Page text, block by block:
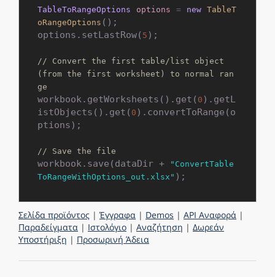
TableToRangeOptions options = new TableT
oRangeOptions ();
options.setLastRow( 5 );
// Convert the first table/list object
(from the first worksheet) to normal ran
ge
workbook.getWorksheets().get( 0 ).getL
istObjects().get( 0 ).convertToRange(o
ptions);
// Save the file
workbook.save(dataDir +
"ConvertTable
ToRangeWithOptions_out.xlsx"
Σελίδα προϊόντος |Έγγραφα | Demos | API Αναφορά |
Παραδείγματα | Ιστολόγιο | Αναζήτηση | Δωρεάν
Υποστήριξη | Προσωρινή Άδεια